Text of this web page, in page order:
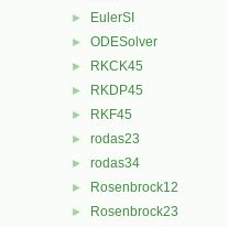
► EulerSI
► ODESolver
► RKCK45
► RKDP45
► RKF45
► rodas23
► rodas34
► Rosenbrock12
► Rosenbrock23